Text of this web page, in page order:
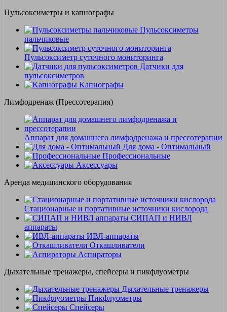
Пульсоксиметры и капнографы
Пульсоксиметры
пальчиковые
Пульсоксиметр суточного мониторинга
Датчики для
пульсоксиметров
Kапнографы
Лимфодренаж (Прессотерапия)
Аппарат для домашнего лимфодренажа и прессотерапии
Для дома - Оптимальный
Профессиональные
Аксессуары
Аренда медицинского оборудования
Стационарные и портативные источники кислорода
СИПАП и НИВЛ
аппараты
ИВЛ-аппараты
Откашливатели
Аспираторы
Дыхательные тренажеры, спейсеры и пикфлуометры
Дыхательные тренажеры
Пикфлуометры
Спейсеры